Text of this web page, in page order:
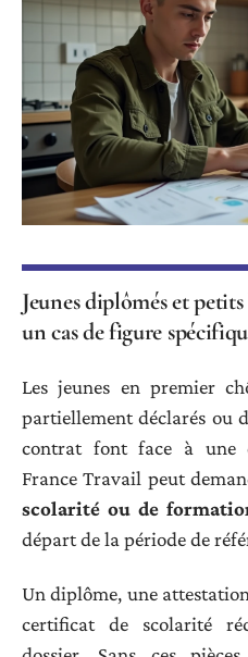
Jeunes diplômés et
un cas de figure
Les jeunes en premier
partiellement déclarés ou
contrat font face à une
France Travail peut
scolarité ou de
départ de la période de
Un diplôme, une
certificat de scolarité